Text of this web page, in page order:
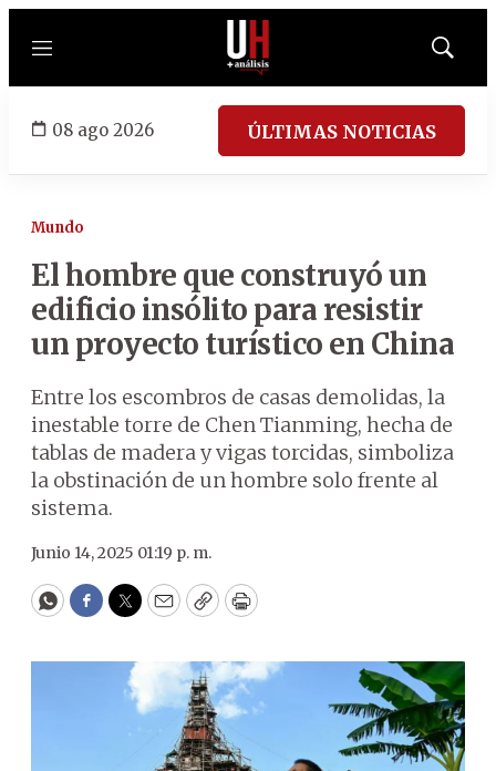
Menú
Mostrar
08 ago 2026 ÚLTIMAS NOTICIAS
Mundo
El hombre que construyó un
edificio insólito para resistir
un proyecto turístico en China
Entre los escombros de casas demolidas, la
inestable torre de Chen Tianming, hecha de
tablas de madera y vigas torcidas, simboliza
la obstinación de un hombre solo frente al
sistema.
Junio 14, 2025 01:19 p. m.
WhatsApp
Facebook
Twitter
EmailCopyPrint